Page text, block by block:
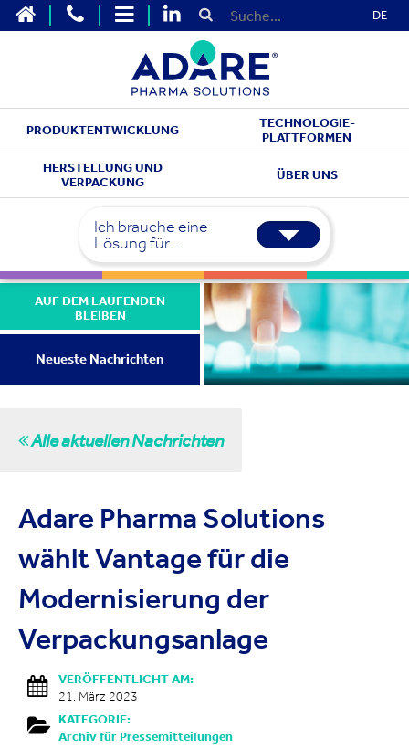
DE
PRODUKTENTWICKLUNG
TECHNOLOGIE-
PLATTFORMEN
HERSTELLUNG UND
VERPACKUNG
ÜBER UNS
Ich brauche eine
Lösung für...
AUF DEM LAUFENDEN
BLEIBEN
Neueste Nachrichten
Alle aktuellen Nachrichten
Adare Pharma Solutions
wählt Vantage für die
Modernisierung der
Verpackungsanlage
VERÖFFENTLICHT AM:
21. März 2023
KATEGORIE:
Archiv für Pressemitteilungen